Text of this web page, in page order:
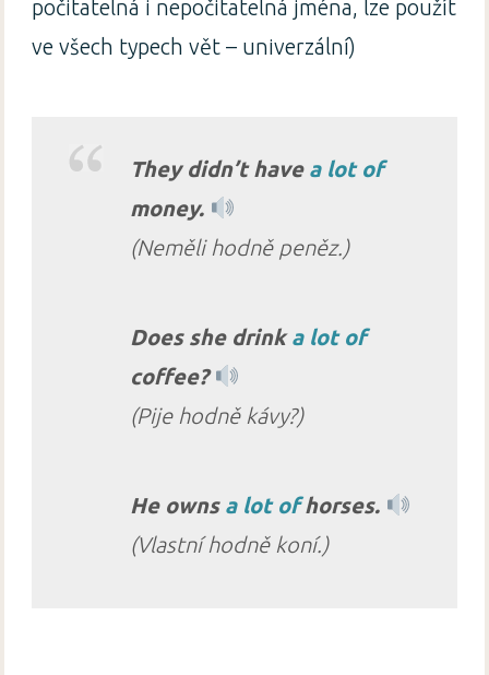
počitatelná i nepočitatelná jména, lze použít
ve všech typech vět – univerzální)
They didn’t have a lot of
money.
(Neměli hodně peněz.)
Does she drinka lot of
coffee?
(Pije hodně kávy?)
He owns a lot ofhorses.
(Vlastní hodně koní.)